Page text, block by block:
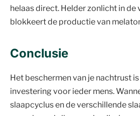
helaas direct. Helder zonlicht in de
blokkeert de productie van
Conclusie
Het beschermen van je nachtrust
investering voor ieder mens.
slaapcyclus en de verschillende